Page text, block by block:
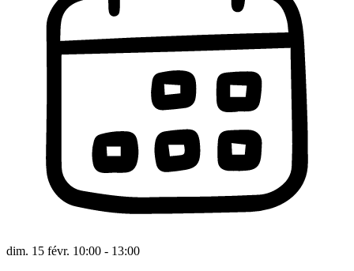
dim. 15 févr. 10:00 - 13:00